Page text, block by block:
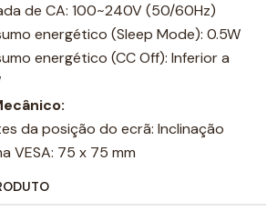
de CA: 100~240V (50/60Hz)
energético (Sleep Mode): 0.5W
energético (CC Off): Inferior a
da posição do ecrã: Inclinação
VESA: 75 x 75 mm